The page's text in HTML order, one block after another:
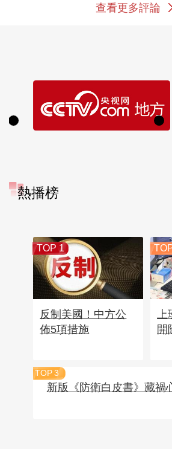
查看更多評論
熱播榜
TOP 1
反制美國！中方公
佈5項措施
開
TOP 3
新版《防衛白皮書》藏禍